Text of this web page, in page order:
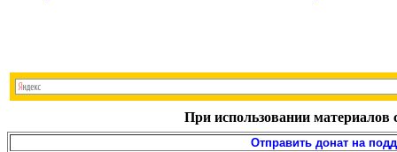
При использовании материалов
Отправить донат на